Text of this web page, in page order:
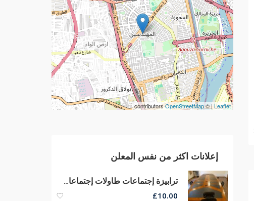
Leaflet
| ©
OpenStreetMap
contributors
إعلانات اكثر من نفس المعلن
ترابيزة إجتماعات طاولات إجتماعات خشب كونتر قشرة طبيعى جودة عالية وسعر مناسب
£10.00